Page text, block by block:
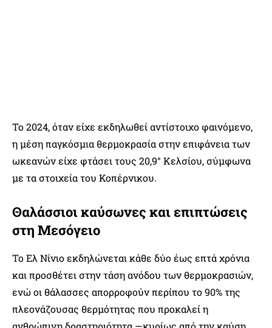
Το 2024, όταν είχε εκδηλωθεί αντίστοιχο φαινόμενο,
η μέση παγκόσμια θερμοκρασία στην επιφάνεια των
ωκεανών είχε φτάσει τους 20,9° Κελσίου, σύμφωνα
με τα στοιχεία του Κοπέρνικου.
Θαλάσσιοι καύσωνες και επιπτώσεις
στη Μεσόγειο
Το Ελ Νίνιο εκδηλώνεται κάθε δύο έως επτά χρόνια
και προσθέτει στην τάση ανόδου των θερμοκρασιών,
ενώ οι θάλασσες απορροφούν περίπου το 90% της
πλεονάζουσας θερμότητας που προκαλεί η